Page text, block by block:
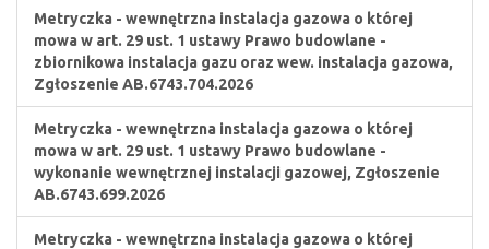
Metryczka - wewnętrzna instalacja gazowa o której
mowa w art. 29 ust. 1 ustawy Prawo budowlane -
zbiornikowa instalacja gazu oraz wew. instalacja gazowa,
Zgłoszenie AB.6743.704.2026
Metryczka - wewnętrzna instalacja gazowa o której
mowa w art. 29 ust. 1 ustawy Prawo budowlane -
wykonanie wewnętrznej instalacji gazowej, Zgłoszenie
AB.6743.699.2026
Metryczka - wewnętrzna instalacja gazowa o której